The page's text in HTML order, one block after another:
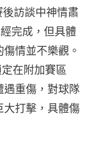
訪談中神情肅
完成，但具體
情並不樂觀。
在附加賽區
遇重傷，對球隊
大打擊，具體傷